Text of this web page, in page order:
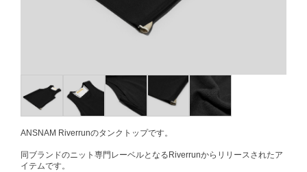
ANSNAM Riverrunのタンクトップです。
同ブランドのニット専門レーベルとなるRiverrunからリリースされたア
イテムです。